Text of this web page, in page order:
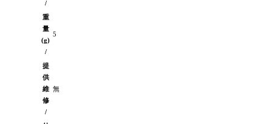
/
重
量
(g)
/
5
提
供
維
修
/
無